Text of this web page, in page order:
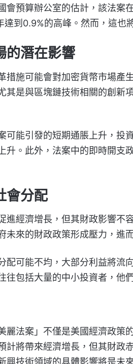
會預算辦公室的估計，該法
到0.9%的高峰。然而，這也
的潛在影響
措施可能會對加密貨幣市場產
其是與區塊鏈技術相關的創新
可能引發的短期通脹上升，投
升。此外，法案中的即時開支
會分配
進經濟增長，但其財政影響不
未來的財政政策形成壓力，進
配可能不均，大部分利益將流
往包括大量的中小投資者，他
麗法案」不僅是美國經濟政策
計將帶來經濟增長，但其財政
興技術領域的具體影響將是未